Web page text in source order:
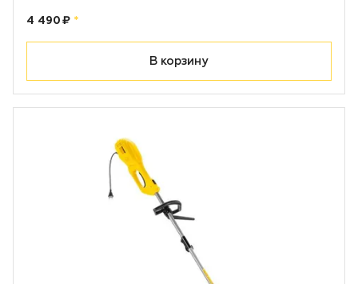
Цена:
4 490 ₽ рублей
*
В корзину